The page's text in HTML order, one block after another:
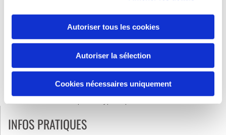
Autoriser tous les cookies
Autoriser la sélection
Cookies nécessaires uniquement
INFOS PRATIQUES